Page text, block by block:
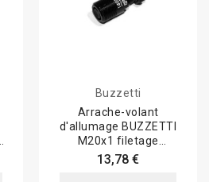
Buzzetti
Arrache-volant
d'allumage BUZZETTI
M20x1 filetage
extérieur/pas à droite
13,78 €